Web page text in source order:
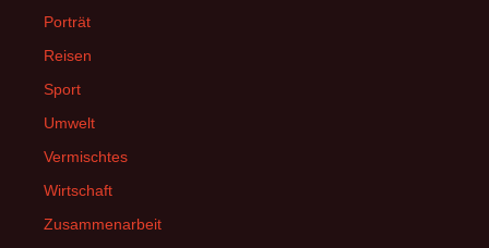
Porträt
Reisen
Sport
Umwelt
Vermischtes
Wirtschaft
Zusammenarbeit